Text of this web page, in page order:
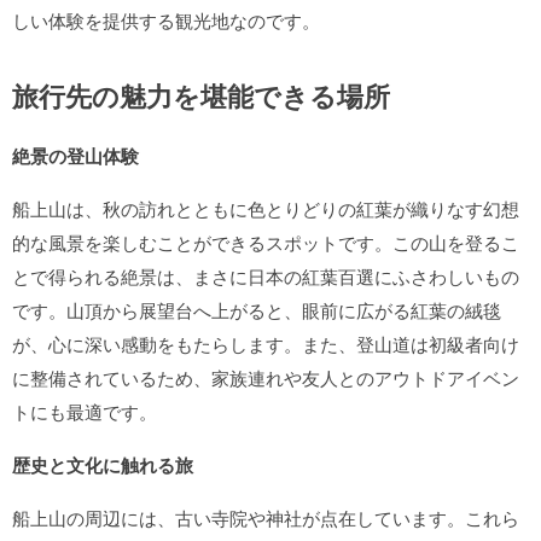
しい体験を提供する観光地なのです。
旅行先の魅力を堪能できる場所
絶景の登山体験
船上山は、秋の訪れとともに色とりどりの紅葉が織りなす幻想
的な風景を楽しむことができるスポットです。この山を登るこ
とで得られる絶景は、まさに日本の紅葉百選にふさわしいもの
です。山頂から展望台へ上がると、眼前に広がる紅葉の絨毯
が、心に深い感動をもたらします。また、登山道は初級者向け
に整備されているため、家族連れや友人とのアウトドアイベン
トにも最適です。
歴史と文化に触れる旅
船上山の周辺には、古い寺院や神社が点在しています。これら